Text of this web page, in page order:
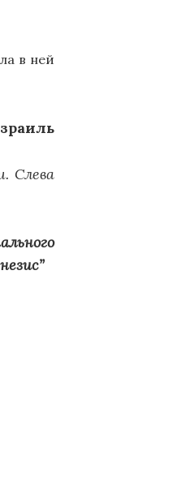
в ней
Слева